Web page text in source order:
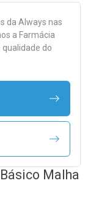
da Always nas
a Farmácia
do
Malha